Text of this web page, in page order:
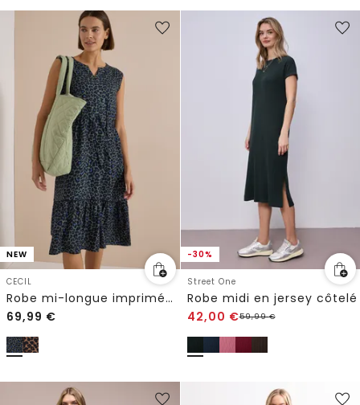
NEW
CECIL
Robe mi-longue imprimée à col fendu
69,99 €
-30%
Street One
Robe midi en jersey côtelé
42,00 €59,99€